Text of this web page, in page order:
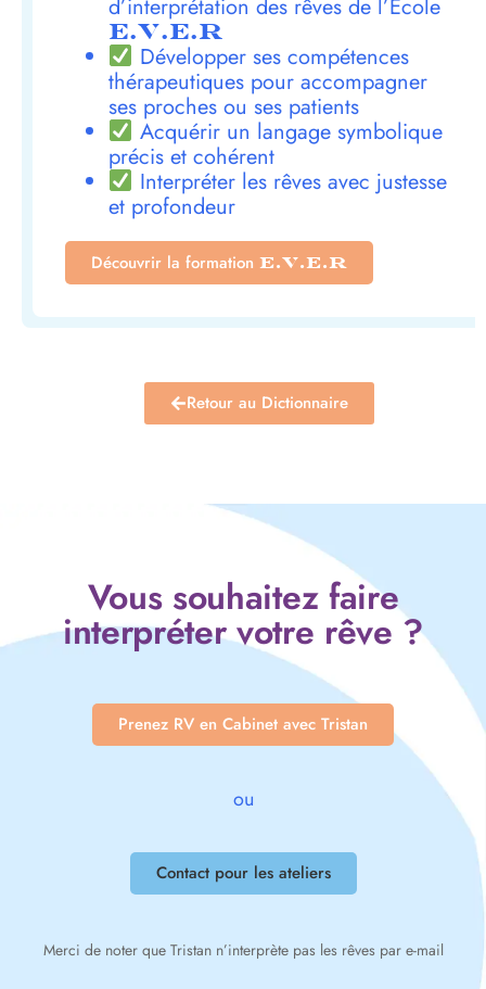
d’interprétation des rêves de l’École
E.V.E.R
Développer ses compétences
thérapeutiques pour accompagner
ses proches ou ses patients
Acquérir un langage symbolique
précis et cohérent
Interpréter les rêves avec justesse
et profondeur
Découvrir la formation E.V.E.R
Retour au Dictionnaire
Vous souhaitez faire
interpréter votre rêve ?
Prenez RV en Cabinet avec Tristan
ou
Contact pour les ateliers
Merci de noter que Tristan n’interprète pas les rêves par e-mail